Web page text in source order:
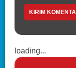
loading...